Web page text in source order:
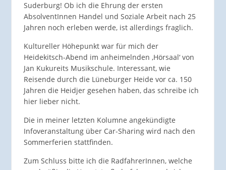
Suderburg! Ob ich die Ehrung der ersten
AbsolventInnen Handel und Soziale Arbeit nach 25
Jahren noch erleben werde, ist allerdings fraglich.
Kultureller Höhepunkt war für mich der
Heidekitsch-Abend im anheimelnden ‚Hörsaal‘ von
Jan Kukureits Musikschule. Interessant, wie
Reisende durch die Lüneburger Heide vor ca. 150
Jahren die Heidjer gesehen haben, das schreibe ich
hier lieber nicht.
Die in meiner letzten Kolumne angekündigte
Infoveranstaltung über Car-Sharing wird nach den
Sommerferien stattfinden.
Zum Schluss bitte ich die RadfahrerInnen, welche